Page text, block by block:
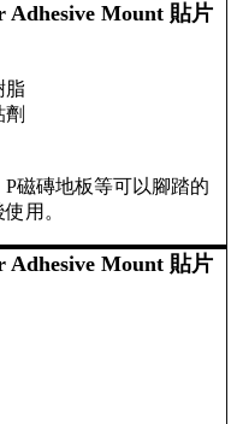
Adhesive Mount 貼片
脂
磁磚地板等可以腳踏的
用。
Adhesive Mount 貼片